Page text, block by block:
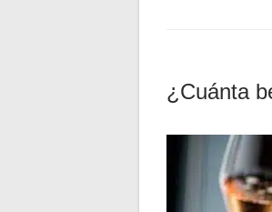
¿Cuánta